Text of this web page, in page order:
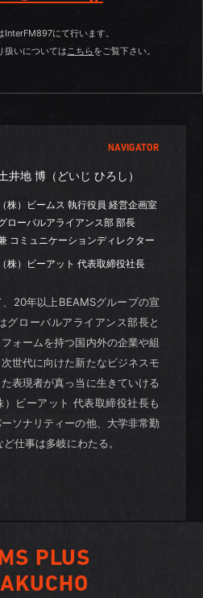
にて行います。
扱いについてはこちらをご覧下さい。
NAVIGATOR
井地 博（どいじ ひろし）
（株）ビームス 執行役員 経営企画室
ローバルアライアンス部 部長
コミュニケーションディレクター
（株）ビーアット 代表取締役社長
20年以上BEAMSグループの宣
グローバルアライアンス部長と
ォームを持つ国内外の企業や組
世代に向けた新たなビジネスモ
表現者が真っ当に生きていける
ビーアット 代表取締役社長も
ソナリティーの他、大学非常勤
仕事は多岐にわたる。
PLUS